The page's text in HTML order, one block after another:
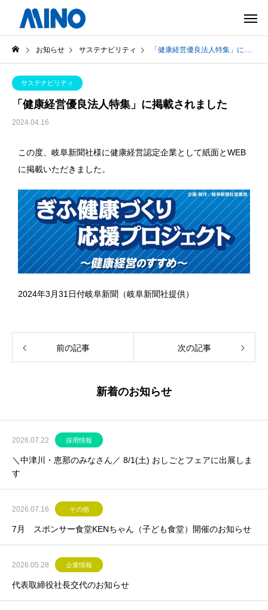
お知らせ サステナビリティ 「健康経営優良法人特集」に掲載されました
サステナビリティ
「健康経営優良法人特集」に掲載されました
2024.04.16
この度、岐阜新聞社様に健康経営認定企業として紙面とWEB
に掲載いただきました。
2024年3月31日付岐阜新聞（岐阜新聞社提供）
前の記事 次の記事
新着のお知らせ
2026.07.22 採用情報
＼中津川・恵那のみなさん／ 8/1(土) おしごとフェアに出展しま
す
2026.07.16 その他
7月 スポンサー食堂KENちゃん（子ども食堂）開催のお知らせ
2026.05.28 企業情報
代表取締役社長交代のお知らせ